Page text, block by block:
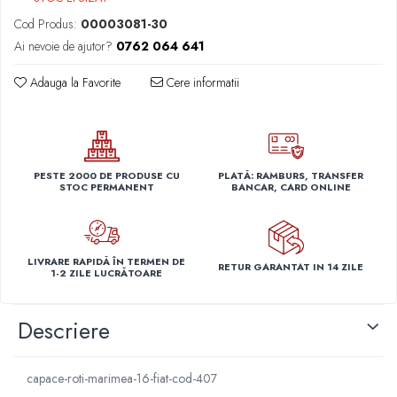
Capace r14 Nissan
Capace r14 Opel
Capace r14 Skoda
Capace r14 Volvo
Capace r14 VW
Capace roti marimea 15'
Capace r15 Audi
Capace r15 Chevrolet
Capace r15 Dacia
Capace r15 Daewo
Capace r15 Hyundai
Cod Produs: 00003081-30
Ai nevoie de ajutor? 0762 064 641
Adauga la Favorite Cere informatii
PESTE 2000 DE PRODUSE CU
STOC PERMANENT
PLATĂ: RAMBURS, TRANSFER
BANCAR, CARD ONLINE
LIVRARE RAPIDĂ ÎN TERMEN DE
1-2 ZILE LUCRĂTOARE
RETUR GARANTAT IN 14 ZILE
Descriere
capace-roti-marimea-16-fiat-cod-407